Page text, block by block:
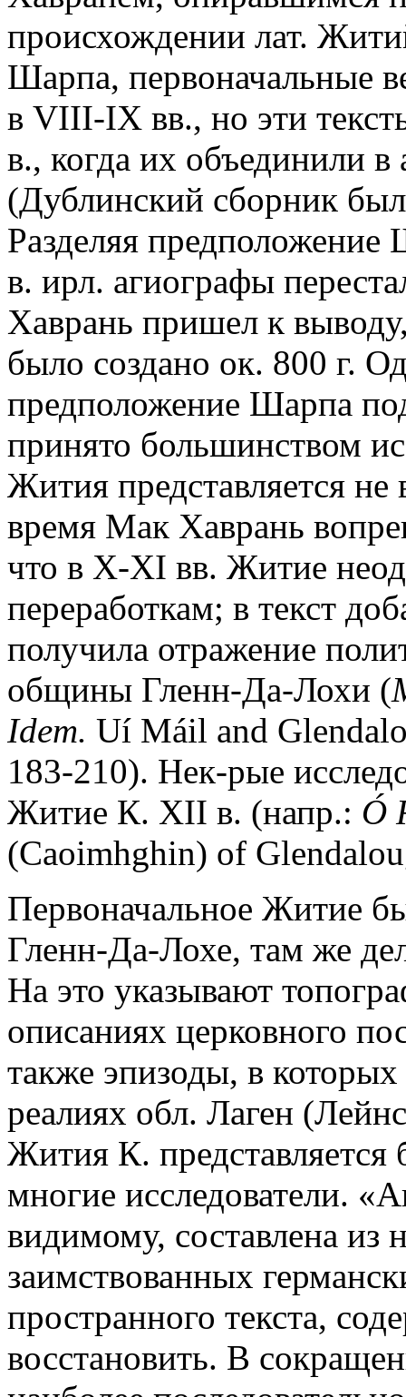
происхождении лат.
Шарпа, первоначальные
в VIII-IX вв., но эти
в., когда их объединили
(Дублинский сборник
Разделяя
в. ирл. агиографы
Хаврань пришел к
было создано ок. 800 г.
предположение Шарпа
принято большинством
Жития представляется
время Мак Хаврань
что в X-XI вв. Житие
переработкам; в текст
получила отражение
общины Гленн-Да-Лохи (
Idem. Uí Máil and
183-210). Нек-рые
Житие К. XII в. (напр.: Ó
(Caoimhghin) of
Первоначальное Житие
Гленн-Да-Лохе, там же
На это указывают
описаниях церковного
также эпизоды, в
реалиях обл. Лаген
Жития К. представляется
многие исследователи.
видимому, составлена из
заимствованных
пространного текста,
восстановить. В